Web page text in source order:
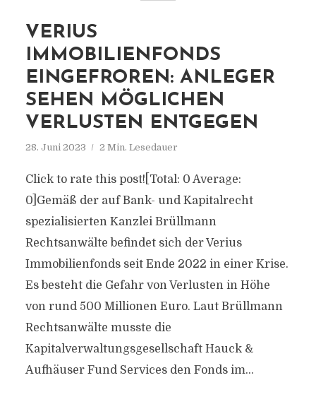
VERIUS
IMMOBILIENFONDS
EINGEFROREN: ANLEGER
SEHEN MÖGLICHEN
VERLUSTEN ENTGEGEN
28. Juni 2023 2 Min. Lesedauer
Click to rate this post![Total: 0 Average:
0]Gemäß der auf Bank- und Kapitalrecht
spezialisierten Kanzlei Brüllmann
Rechtsanwälte befindet sich der Verius
Immobilienfonds seit Ende 2022 in einer Krise.
Es besteht die Gefahr von Verlusten in Höhe
von rund 500 Millionen Euro. Laut Brüllmann
Rechtsanwälte musste die
Kapitalverwaltungsgesellschaft Hauck &
Aufhäuser Fund Services den Fonds im...